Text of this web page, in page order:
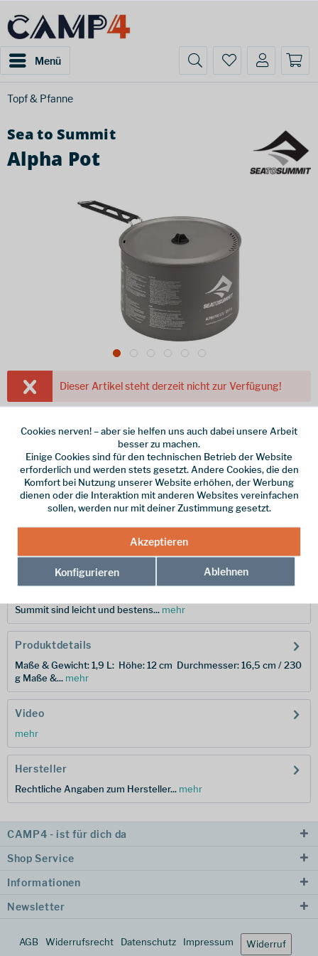
Menü
Topf & Pfanne
Sea to Summit
Alpha Pot
Dieser Artikel steht derzeit nicht zur Verfügung!
inkl. MwSt.zzgl. Versandkosten
Volumen
Merken
Beschreibung
Summit sind leicht und bestens... mehr
Produktdetails
Maße & Gewicht: 1,9 L: Höhe: 12 cm Durchmesser: 16,5 cm / 230
g Maße &... mehr
Video
mehr
Hersteller
Rechtliche Angaben zum Hersteller... mehr
CAMP4 - ist für dich da
Shop Service
Informationen
Newsletter
AGB Widerrufsrecht Datenschutz Impressum Widerruf
Cookies nerven! – aber sie helfen uns auch dabei unsere Arbeit
besser zu machen.
Einige Cookies sind für den technischen Betrieb der Website
erforderlich und werden stets gesetzt. Andere Cookies, die den
Komfort bei Nutzung unserer Website erhöhen, der Werbung
dienen oder die Interaktion mit anderen Websites vereinfachen
sollen, werden nur mit deiner Zustimmung gesetzt.
Akzeptieren
Konfigurieren Ablehnen